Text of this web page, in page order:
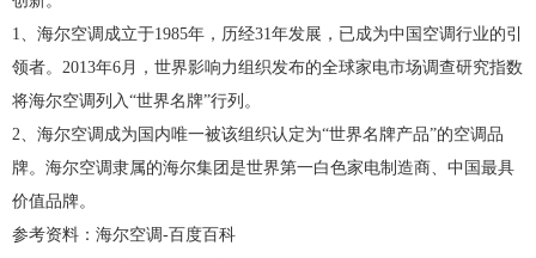
1、海尔空调成立于1985年，历经31年发展，已成为中国空调行业的引
领者。2013年6月，世界影响力组织发布的全球家电市场调查研究指数
将海尔空调列入“世界名牌”行列。
2、海尔空调成为国内唯一被该组织认定为“世界名牌产品”的空调品
牌。海尔空调隶属的海尔集团是世界第一白色家电制造商、中国最具
价值品牌。
参考资料：海尔空调-百度百科